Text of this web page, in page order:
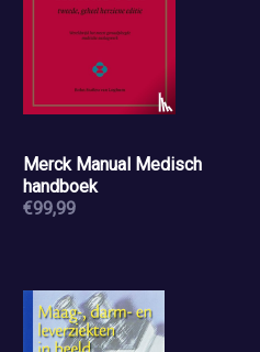
Merck Manual Medisch
handboek
€99,99